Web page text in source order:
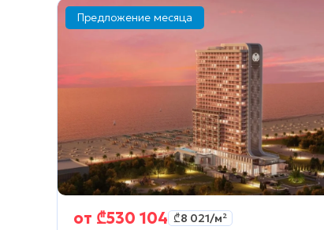
Предложение месяца
от ₾530 104 ₾8 021/м²